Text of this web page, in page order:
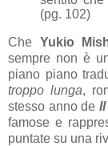
(pg. 102)
Che Yukio
sempre non è
piano piano
troppo lunga,
stesso anno de
famose e
puntate su una